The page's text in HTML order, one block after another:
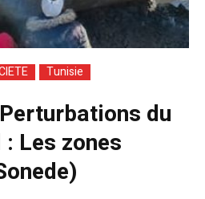
Tunisie
du
Les zones